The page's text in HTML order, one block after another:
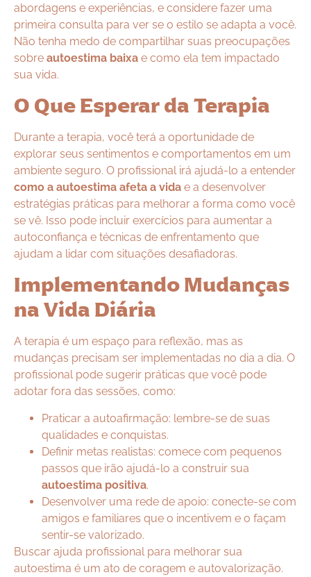
abordagens e experiências, e considere fazer uma
primeira consulta para ver se o estilo se adapta a você.
Não tenha medo de compartilhar suas preocupações
sobre autoestima baixa e como ela tem impactado
sua vida.
O Que Esperar da Terapia
Durante a terapia, você terá a oportunidade de
explorar seus sentimentos e comportamentos em um
ambiente seguro. O profissional irá ajudá-lo a entender
como a autoestima afeta a vida e a desenvolver
estratégias práticas para melhorar a forma como você
se vê. Isso pode incluir exercícios para aumentar a
autoconfiança e técnicas de enfrentamento que
ajudam a lidar com situações desafiadoras.
Implementando Mudanças
na Vida Diária
A terapia é um espaço para reflexão, mas as
mudanças precisam ser implementadas no dia a dia. O
profissional pode sugerir práticas que você pode
adotar fora das sessões, como:
Praticar a autoafirmação: lembre-se de suas
qualidades e conquistas.
Definir metas realistas: comece com pequenos
passos que irão ajudá-lo a construir sua
autoestima positiva.
Desenvolver uma rede de apoio: conecte-se com
amigos e familiares que o incentivem e o façam
sentir-se valorizado.
Buscar ajuda profissional para melhorar sua
autoestima é um ato de coragem e autovalorização.